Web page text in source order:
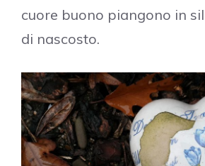
cuore buono piangono in
di nascosto.